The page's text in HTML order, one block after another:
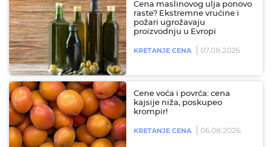
Cena maslinovog ulja ponovo
raste? Ekstremne vrućine i
požari ugrožavaju
proizvodnju u Evropi
KRETANJE CENA 07.08.2026
Cene voća i povrća: cena
kajsije niža, poskupeo
krompir!
KRETANJE CENA 06.08.2026